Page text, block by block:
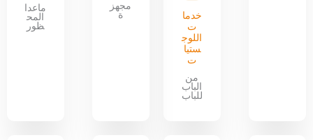
خدما
ت
اللوج
ستيا
ت
من
الباب
للباب
مجهز
ة
ماعدا
المح
ظور